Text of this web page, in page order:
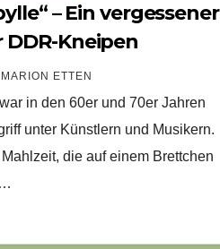
– Ein vergessener
DDR-Kneipen
MARION ETTEN
in den 60er und 70er Jahren
unter Künstlern und Musikern.
die auf einem Brettchen